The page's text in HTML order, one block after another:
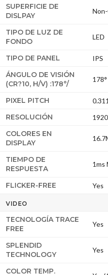
SUPERFICIE DE
DISLPAY
TIPO DE LUZ DE
FONDO
LED
TIPO DE PANEL IPS
ÁNGULO DE VISIÓN
(CR?10, H/V) :178°/
178°
PIXEL PITCH
RESOLUCIÓN
COLORES EN
DISPLAY
TIEMPO DE
RESPUESTA
1ms
FLICKER-FREE Yes
VIDEO
TECNOLOGÍA TRACE
FREE
Yes
SPLENDID
TECHNOLOGY
Yes
COLOR TEMP.